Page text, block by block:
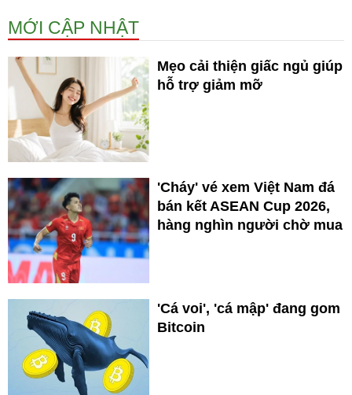
MỚI CẬP NHẬT
Mẹo cải thiện giấc ngủ giúp
hỗ trợ giảm mỡ
'Cháy' vé xem Việt Nam đá
bán kết ASEAN Cup 2026,
hàng nghìn người chờ mua
'Cá voi', 'cá mập' đang gom
Bitcoin